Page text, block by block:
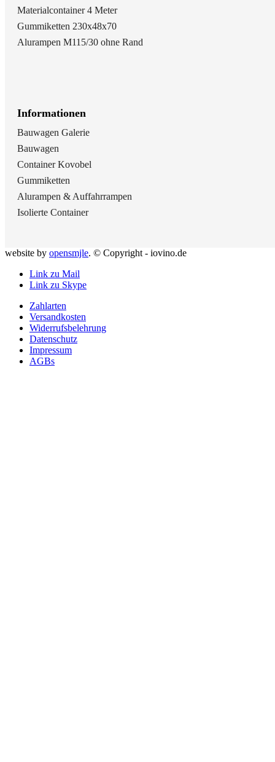
Materialcontainer 4 Meter
Gummiketten 230x48x70
Alurampen M115/30 ohne Rand
Informationen
Bauwagen Galerie
Bauwagen
Container Kovobel
Gummiketten
Alurampen & Auffahrrampen
Isolierte Container
website by opensmjle. © Copyright - iovino.de
Link zu Mail
Link zu Skype
Zahlarten
Versandkosten
Widerrufsbelehrung
Datenschutz
Impressum
AGBs